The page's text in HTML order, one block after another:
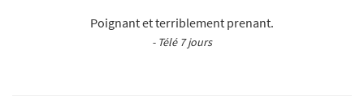
Poignant et terriblement prenant.
- Télé 7 jours